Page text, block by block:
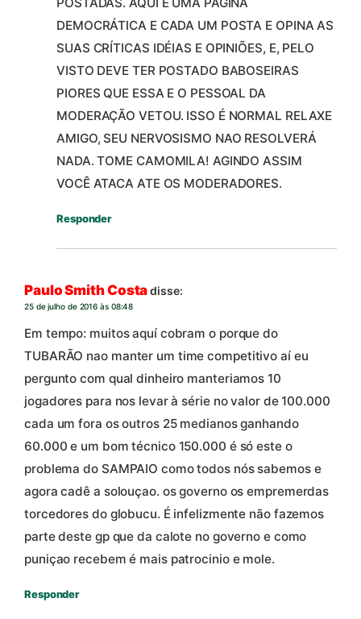
DEMOCRÁTICA E CADA UM POSTA E OPINA AS
SUAS CRÍTICAS IDÉIAS E OPINIÕES, E, PELO
VISTO DEVE TER POSTADO BABOSEIRAS
PIORES QUE ESSA E O PESSOAL DA
MODERAÇÃO VETOU. ISSO É NORMAL RELAXE
AMIGO, SEU NERVOSISMO NAO RESOLVERÁ
NADA. TOME CAMOMILA! AGINDO ASSIM
VOCÊ ATACA ATE OS MODERADORES.
Responder
Paulo Smith Costadisse:
25 de julho de 2016 às 08:48
Em tempo: muitos aquí cobram o porque do
TUBARÃO nao manter um time competitivo aí eu
pergunto com qual dinheiro manteriamos 10
jogadores para nos levar à série no valor de 100.000
cada um fora os outros 25 medianos ganhando
60.000 e um bom técnico 150.000 é só este o
problema do SAMPAIO como todos nós sabemos e
agora cadê a solouçao. os governo os empremerdas
torcedores do globucu. É infelizmente não fazemos
parte deste gp que da calote no governo e como
puniçao recebem é mais patrocinio e mole.
Responder